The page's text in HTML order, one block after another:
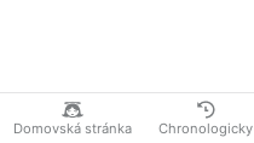
Domovská stránka Chronologicky